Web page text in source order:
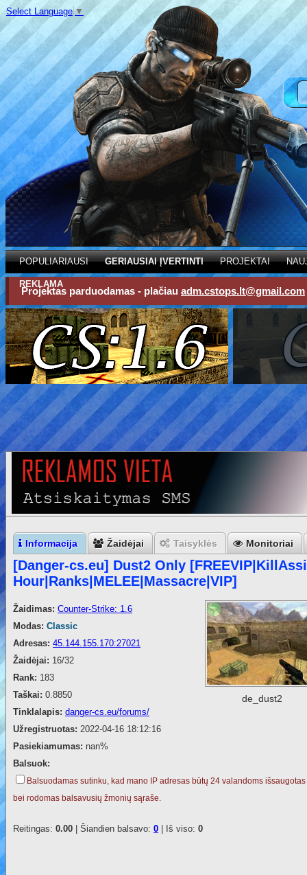
Select Language ▼
POPULIARIAUSI GERIAUSIAI ĮVERTINTI PROJEKTAI
REKLAMA
Projektas parduodamas - plačiau adm.cstops.lt@gmail.com
Informacija Žaidėjai Taisyklės Monitoriai
[Danger-cs.eu] Dust2 Only
Hour|Ranks|MELEE|Massacre|VIP]
Žaidimas: Counter-Strike: 1.6
Modas: Classic
Adresas: 45.144.155.170:27021
Žaidėjai: 16/32
Rank: 183
Taškai: 0.8850
Tinklalapis: danger-cs.eu/forums/
Užregistruotas: 2022-04-16 18:12:16
Pasiekiamumas: nan%
Balsuok:
Balsuodamas sutinku, kad mano IP adresas būtų 24 valandoms išsaugotas
bei rodomas balsavusių žmonių sąraše.
Reitingas: 0.00 | Šiandien balsavo: 0 | Iš viso: 0
de_dust2